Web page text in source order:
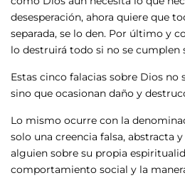
desesperación, ahora quiere que
separada, se lo den. Por último y
lo destruirá todo si no se cumplen
Estas cinco falacias sobre Dios no
sino que ocasionan daño y
Lo mismo ocurre con la
solo una creencia falsa, abstracta
alguien sobre su propia
comportamiento social y la